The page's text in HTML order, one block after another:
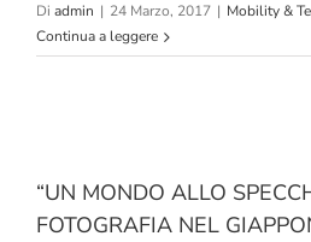
Di admin | 24 Marzo, 2017 | Mobility &
Continua a leggere
“UN MONDO ALLO
FOTOGRAFIA NEL